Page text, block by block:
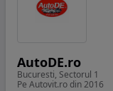
AutoDE.ro
Bucuresti, Sectorul 1
Pe Autovit.ro din 2016